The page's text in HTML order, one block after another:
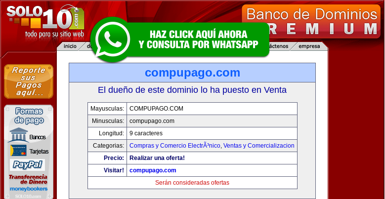
compupago.com
El dueño de este dominio lo ha puesto en Venta
Mayusculas:
COMPUPAGO.COM
Minusculas:
compupago.com
Longitud:
9 caracteres
Categorias:
Compras y Comercio ElectrÃ³nico, Ventas y Comercializacion
Precio:
Realizar una oferta!
Visitar!
compupago.com
Serán consideradas ofertas